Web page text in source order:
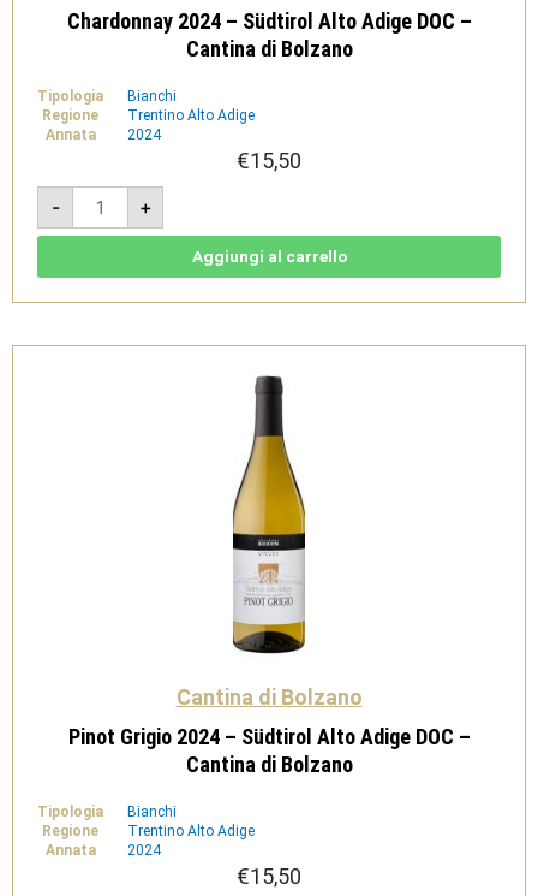
Chardonnay 2024 – Südtirol Alto Adige DOC –
Cantina di Bolzano
Tipologia
Bianchi
Regione
Trentino Alto Adige
Annata
2024
€15,50
-
Chardonnay
2024
-
Südtirol
-
Bolzano
+
Aggiungi al carrello
Cantina di Bolzano
Pinot Grigio 2024 – Südtirol Alto Adige DOC –
Cantina di Bolzano
Tipologia
Bianchi
Regione
Trentino Alto Adige
Annata
2024
€15,50